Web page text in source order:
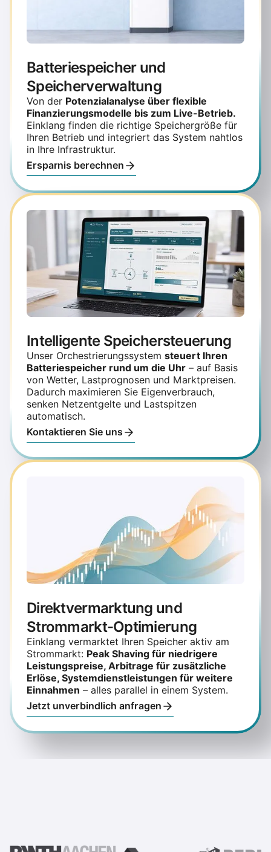
Batteriespeicher und
Speicherverwaltung
Von der Potenzialanalyse über flexible
Finanzierungsmodelle bis zum Live-Betrieb.
Einklang finden die richtige Speichergröße für
Ihren Betrieb und integriert das System nahtlos
in Ihre Infrastruktur.
Ersparnis berechnen
Intelligente Speichersteuerung
Unser Orchestrierungssystem steuert Ihren
Batteriespeicher rund um die Uhr – auf Basis
von Wetter, Lastprognosen und Marktpreisen.
Dadurch maximieren Sie Eigenverbrauch,
senken Netzentgelte und Lastspitzen
automatisch.
Kontaktieren Sie uns
Direktvermarktung und
Strommarkt-Optimierung
Einklang vermarktet Ihren Speicher aktiv am
Strommarkt: Peak Shaving für niedrigere
Leistungspreise, Arbitrage für zusätzliche
Erlöse, Systemdienstleistungen für weitere
Einnahmen – alles parallel in einem System.
Jetzt unverbindlich anfragen